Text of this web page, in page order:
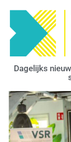
Dagelijks